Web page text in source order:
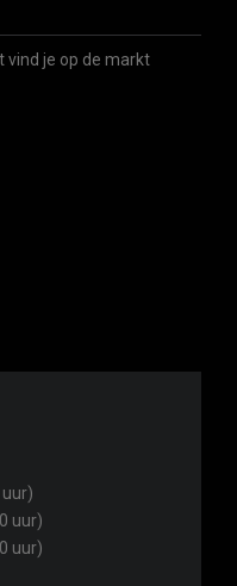
vind je op de markt
uur)
uur)